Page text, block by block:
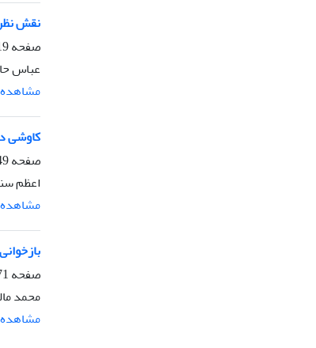
نقش
صفحه
عباس
مشاهده
کاوشی
صفحه
اعظم
مشاهده
صفحه
محمد
مشاهده